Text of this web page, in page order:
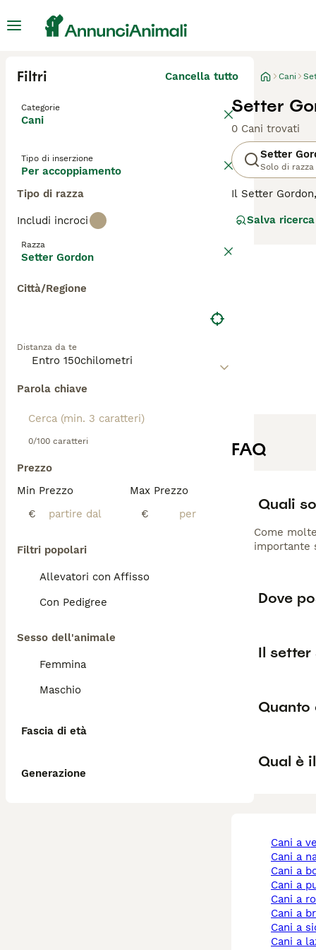
Filtri Cancella tutto
Categorie
Cani
Tipo di inserzione
Per accoppiamento
Tipo di razza
Includi incroci
Razza
Setter Gordon
Città/Regione
Distanza da te
Parola chiave
0/100 caratteri
Prezzo
Min Prezzo
€
Max Prezzo
€
Filtri popolari
Allevatori con Affisso
Con Pedigree
Sesso dell'animale
Femmina
Maschio
Fascia di età
Generazione
Cani
Setter
0 Cani trovati
Setter
Solo di razza
Il Setter
sue capacità
attiva. Richiede
Salva ricerca
FAQ
Quali
Come
importante
Dove
Il
Quanto
Qual è
cani a
cani a
cani a
cani a
cani a
cani a
cani a
cani a